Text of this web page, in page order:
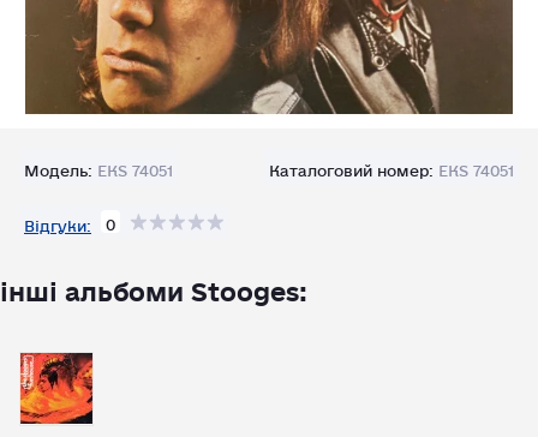
Модель: EKS 74051 Каталоговий номер: EKS 74051
Відгуки: 0
інші альбоми Stooges: